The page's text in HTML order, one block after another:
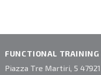
FUNCTIONAL TRAINING
Piazza Tre Martiri, 5